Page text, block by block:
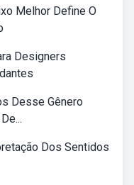
Melhor Define O
Designers
Desse Gênero
Dos Sentidos